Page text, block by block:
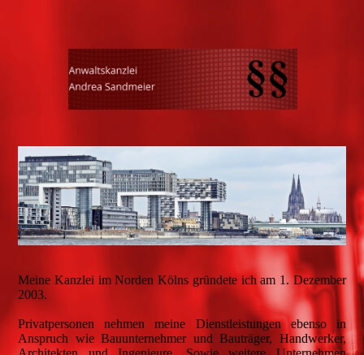
Meine Kanzlei im Norden Kölns gründete ich am 1. Dezember
2003.
Privatpersonen nehmen meine Dienstleistungen ebenso in
Anspruch wie Bauunternehmer und Bauträger, Handwerker,